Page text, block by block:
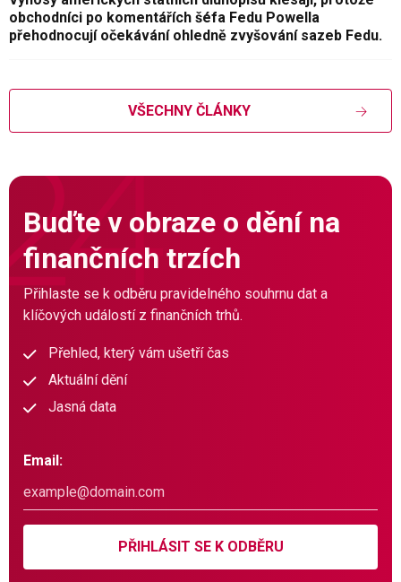
obchodníci po komentářích šéfa Fedu Powella
přehodnocují očekávání ohledně zvyšování sazeb Fedu.
VŠECHNY ČLÁNKY
Buďte v obraze o dění na
finančních trzích
Přihlaste se k odběru pravidelného souhrnu dat a
klíčových událostí z finančních trhů.
Přehled, který vám ušetří čas
Aktuální dění
Jasná data
Email:
PŘIHLÁSIT SE K ODBĚRU